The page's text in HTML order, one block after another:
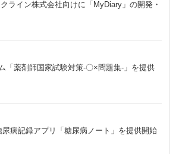
ライン株式会社向けに「MyDiary」の開発・
「薬剤師国家試験対策-〇×問題集-」を提供
病記録アプリ「糖尿病ノート」を提供開始